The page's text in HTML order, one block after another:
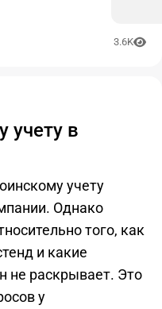
3.6K
учету в
учету
Однако
того, как
и какие
не раскрывает. Это
у